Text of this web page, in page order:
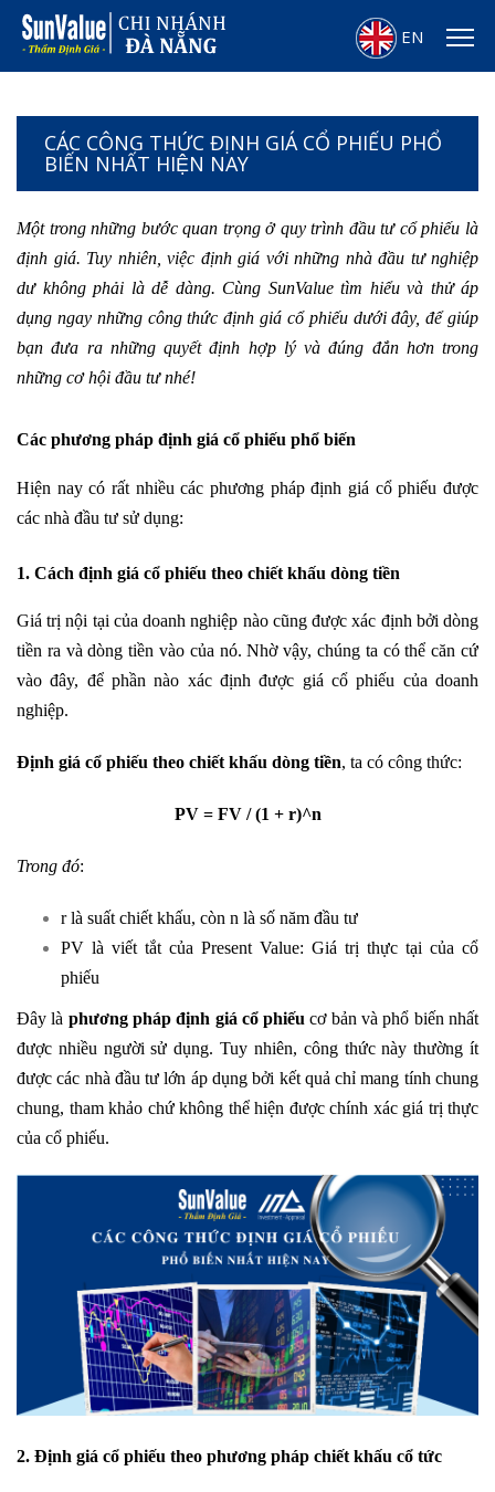
EN
CÁC CÔNG THỨC ĐỊNH GIÁ CỔ PHIẾU PHỔ
BIẾN NHẤT HIỆN NAY
Một trong những bước quan trọng ở quy trình đầu tư cổ phiếu là
định giá. Tuy nhiên, việc định giá với những nhà đầu tư nghiệp
dư không phải là dễ dàng. Cùng SunValue tìm hiểu và thử áp
dụng ngay những công thức định giá cổ phiếu dưới đây, để giúp
bạn đưa ra những quyết định hợp lý và đúng đắn hơn trong
những cơ hội đầu tư nhé!
Các phương pháp định giá cổ phiếu phổ biến
Hiện nay có rất nhiều các phương pháp định giá cổ phiếu được
các nhà đầu tư sử dụng:
1. Cách định giá cổ phiếu theo chiết khấu dòng tiền
Giá trị nội tại của doanh nghiệp nào cũng được xác định bởi dòng
tiền ra và dòng tiền vào của nó. Nhờ vậy, chúng ta có thể căn cứ
vào đây, để phần nào xác định được giá cổ phiếu của doanh
nghiệp.
Định giá cổ phiếu theo chiết khấu dòng tiền, ta có công thức:
PV = FV / (1 + r)^n
Trong đó:
r là suất chiết khấu, còn n là số năm đầu tư
PV là viết tắt của Present Value: Giá trị thực tại của cổ
phiếu
Đây là phương pháp định giá cổ phiếu cơ bản và phổ biến nhất
được nhiều người sử dụng. Tuy nhiên, công thức này thường ít
được các nhà đầu tư lớn áp dụng bởi kết quả chỉ mang tính chung
chung, tham khảo chứ không thể hiện được chính xác giá trị thực
của cổ phiếu.
2. Định giá cổ phiếu theo phương pháp chiết khấu cổ tức